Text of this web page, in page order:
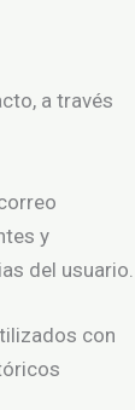
a través
y
del usuario.
con